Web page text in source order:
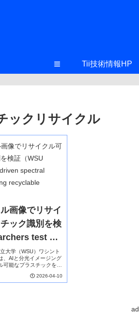
≡ Tii技術情報HP
ックリサイクル
画像でリサイ
ック識別を検
test AI-
imaging for
大学（WSU）ワシント
、AIと分光イメージング
能なプラスチックを高
が多かったが、本手...
2026-04-10
ad